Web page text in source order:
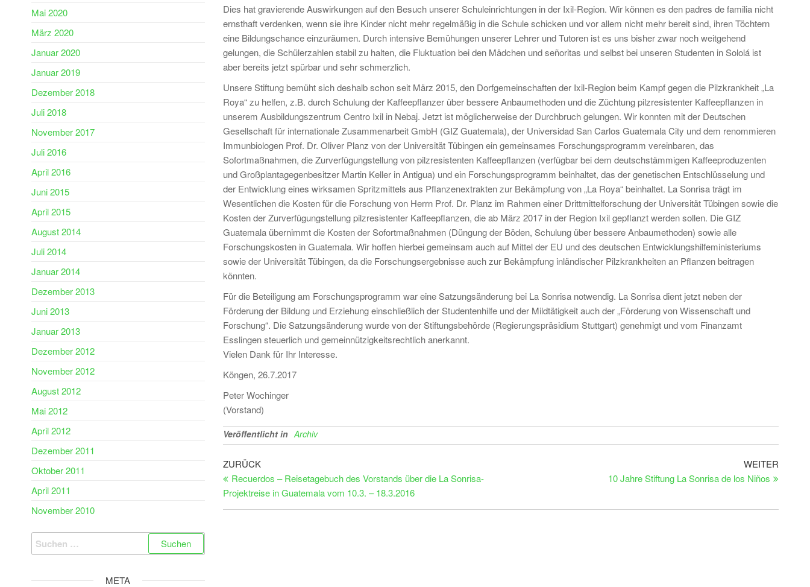
Dies hat gravierende Auswirkungen auf den Besuch unserer Schuleinrichtungen in der Ixil-Region. Wir können es den padres de familia nicht
ernsthaft verdenken, wenn sie ihre Kinder nicht mehr regelmäßig in die Schule schicken und vor allem nicht mehr bereit sind, ihren Töchtern
eine Bildungschance einzuräumen. Durch intensive Bemühungen unserer Lehrer und Tutoren ist es uns bisher zwar noch weitgehend
gelungen, die Schülerzahlen stabil zu halten, die Fluktuation bei den Mädchen und señoritas und selbst bei unseren Studenten in Sololá ist
aber bereits jetzt spürbar und sehr schmerzlich.
Unsere Stiftung bemüht sich deshalb schon seit März 2015, den Dorfgemeinschaften der Ixil-Region beim Kampf gegen die Pilzkrankheit „La
Roya“ zu helfen, z.B. durch Schulung der Kaffeepflanzer über bessere Anbaumethoden und die Züchtung pilzresistenter Kaffeepflanzen in
unserem Ausbildungszentrum Centro Ixil in Nebaj. Jetzt ist möglicherweise der Durchbruch gelungen. Wir konnten mit der Deutschen
Gesellschaft für internationale Zusammenarbeit GmbH (GIZ Guatemala), der Universidad San Carlos Guatemala City und dem renommieren
Immunbiologen Prof. Dr. Oliver Planz von der Universität Tübingen ein gemeinsames Forschungsprogramm vereinbaren, das
Sofortmaßnahmen, die Zurverfügungstellung von pilzresistenten Kaffeepflanzen (verfügbar bei dem deutschstämmigen Kaffeeproduzenten
und Großplantagegenbesitzer Martin Keller in Antigua) und ein Forschungsprogramm beinhaltet, das der genetischen Entschlüsselung und
der Entwicklung eines wirksamen Spritzmittels aus Pflanzenextrakten zur Bekämpfung von „La Roya“ beinhaltet. La Sonrisa trägt im
Wesentlichen die Kosten für die Forschung von Herrn Prof. Dr. Planz im Rahmen einer Drittmittelforschung der Universität Tübingen sowie die
Kosten der Zurverfügungstellung pilzresistenter Kaffeepflanzen, die ab März 2017 in der Region Ixil gepflanzt werden sollen. Die GIZ
Guatemala übernimmt die Kosten der Sofortmaßnahmen (Düngung der Böden, Schulung über bessere Anbaumethoden) sowie alle
Forschungskosten in Guatemala. Wir hoffen hierbei gemeinsam auch auf Mittel der EU und des deutschen Entwicklungshilfeministeriums
sowie der Universität Tübingen, da die Forschungsergebnisse auch zur Bekämpfung inländischer Pilzkrankheiten an Pflanzen beitragen
könnten.
Für die Beteiligung am Forschungsprogramm war eine Satzungsänderung bei La Sonrisa notwendig. La Sonrisa dient jetzt neben der
Förderung der Bildung und Erziehung einschließlich der Studentenhilfe und der Mildtätigkeit auch der „Förderung von Wissenschaft und
Forschung“. Die Satzungsänderung wurde von der Stiftungsbehörde (Regierungspräsidium Stuttgart) genehmigt und vom Finanzamt
Esslingen steuerlich und gemeinnützigkeitsrechtlich anerkannt.
Vielen Dank für Ihr Interesse.
Köngen, 26.7.2017
Peter Wochinger
(Vorstand)
Veröffentlicht in Archiv
Beitragsnavigation
Vorheriger
Beitrag
ZURÜCK
Recuerdos – Reisetagebuch des Vorstands über die La Sonrisa-
Projektreise in Guatemala vom 10.3. – 18.3.2016
WEITER
10 Jahre Stiftung La Sonrisa de los Niños
Mai 2020
März 2020
Januar 2020
Januar 2019
Dezember 2018
Juli 2018
November 2017
Juli 2016
April 2016
Juni 2015
April 2015
August 2014
Juli 2014
Januar 2014
Dezember 2013
Juni 2013
Januar 2013
Dezember 2012
November 2012
August 2012
Mai 2012
April 2012
Dezember 2011
Oktober 2011
April 2011
November 2010
Suchen
nach:
META